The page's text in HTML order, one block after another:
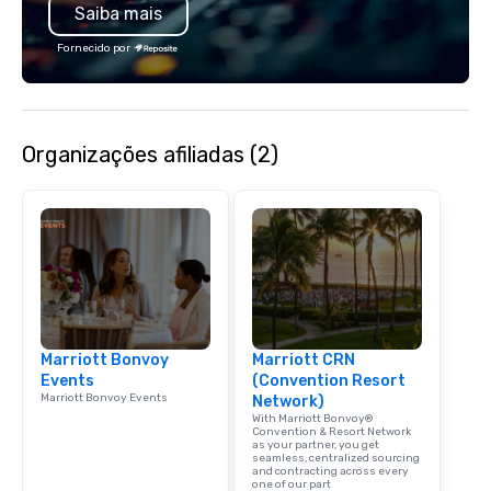
engaging information
team building. All-Inclusive Group
Dining When meeting
corporate group
Smacking Foodie
group is assured a
experience with three
signature dishes at
Our affordable tours
included. The only
are drinks. However,
package upgrade is
Saiba mais
Fornecido por
Organizações afiliadas (2)
Marriott Bonvoy
Events
Marriott Bonvoy Events
Marriott CRN
(Convention Resort
Network)
With Marriott Bonvoy®
Convention & Resort Network
as your partner, you get
seamless, centralized sourcing
and contracting across every
one of our part